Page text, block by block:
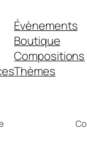
Évènements
Boutique
Compositions
Thèmes